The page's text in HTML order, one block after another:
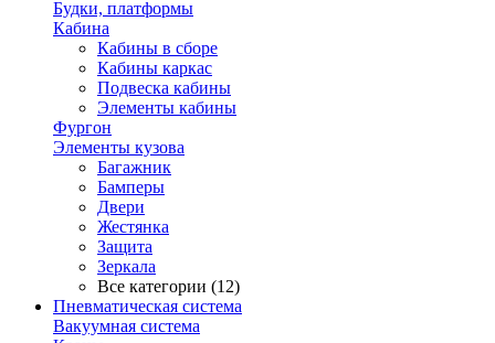
Будки, платформы
Кабина
Кабины в сборе
Кабины каркас
Подвеска кабины
Элементы кабины
Фургон
Элементы кузова
Багажник
Бамперы
Двери
Жестянка
Защита
Зеркала
Все категории (12)
Пневматическая система
Вакуумная система